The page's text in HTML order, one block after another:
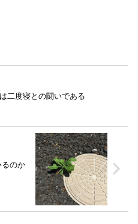
二度寝との闘いである
るのか